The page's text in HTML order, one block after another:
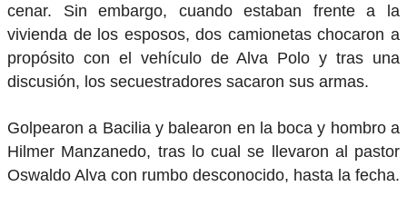
cenar. Sin embargo, cuando estaban frente a la
vivienda de los esposos, dos camionetas chocaron a
propósito con el vehículo de Alva Polo y tras una
discusión, los secuestradores sacaron sus armas.
Golpearon a Bacilia y balearon en la boca y hombro a
Hilmer Manzanedo, tras lo cual se llevaron al pastor
Oswaldo Alva con rumbo desconocido, hasta la fecha.